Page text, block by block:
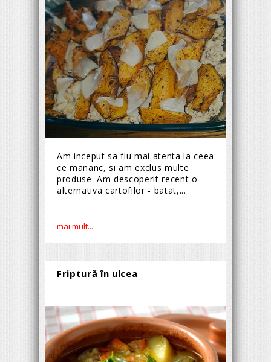
Am inceput sa fiu mai atenta la ceea
ce mananc, si am exclus multe
produse. Am descoperit recent o
alternativa cartofilor - batat,...
mai mult...
Friptură în ulcea